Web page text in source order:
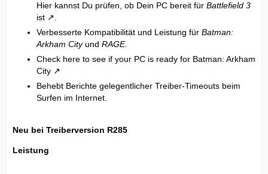
Hier kannst Du prüfen, ob Dein PC bereit für Battlefield 3
ist
Verbesserte Kompatibilität und Leistung für Batman:
Arkham Cityund RAGE.
Check here to see if your PC is ready for Batman: Arkham
City
Behebt Berichte gelegentlicher Treiber-Timeouts beim
Surfen im Internet.
Neu bei Treiberversion R285
Leistung